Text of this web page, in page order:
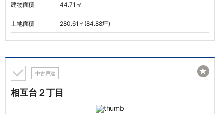
建物面積 44.71㎡
土地面積 280.61㎡(84.88坪)
中古戸建
相互台２丁目
★